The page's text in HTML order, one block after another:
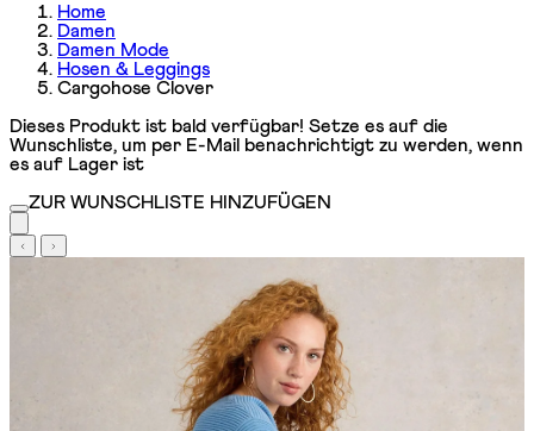
Home
Damen
Damen Mode
Hosen & Leggings
Cargohose Clover
Dieses Produkt ist bald verfügbar! Setze es auf die
Wunschliste, um per E-Mail benachrichtigt zu werden, wenn
es auf Lager ist
ZUR WUNSCHLISTE HINZUFÜGEN